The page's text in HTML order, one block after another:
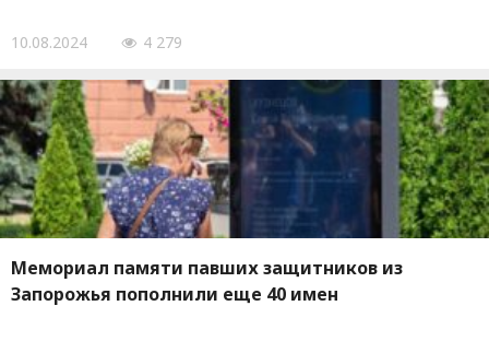
10.08.2024 4 279
Мемориал памяти павших защитников из
Запорожья пополнили еще 40 имен